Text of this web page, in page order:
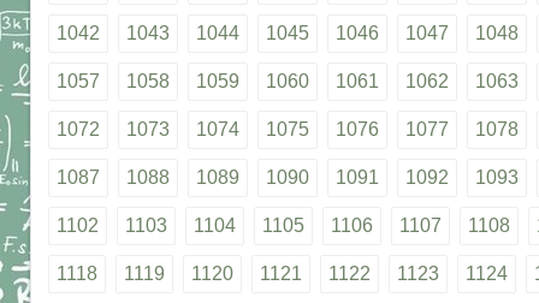
1042 1043 1044 1045 1046 1047 1048
1057 1058 1059 1060 1061 1062 1063
1072 1073 1074 1075 1076 1077 1078
1087 1088 1089 1090 1091 1092 1093
1102 1103 1104 1105 1106 1107 1108
1118 1119 1120 1121 1122 1123 1124